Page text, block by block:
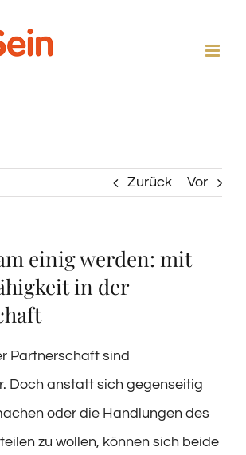
Zurück Vor
einig werden: mit
in der
Partnerschaft sind
Doch anstatt sich gegenseitig
oder die Handlungen des
zu wollen, können sich beide